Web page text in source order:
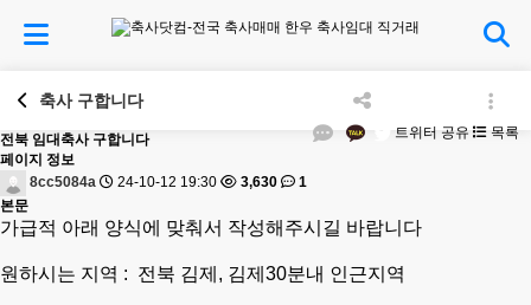
축사 구합니다
트위터 공유 목록
전북 임대축사 구합니다
페이지 정보
8cc5084a
24-10-12 19:30 3,630
1
본문
가급적 아래 양식에 맞춰서 작성해주시길 바랍니다
원하시는 지역 : 전북 김제, 김제30분내 인근지역